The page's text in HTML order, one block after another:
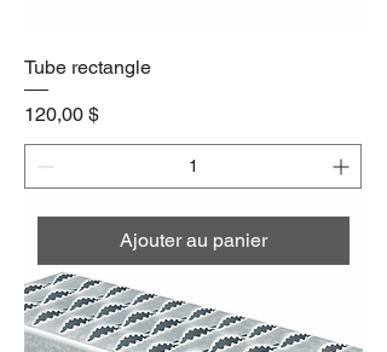
Tube rectangle
Prix
120,00 $
Ajouter au panier